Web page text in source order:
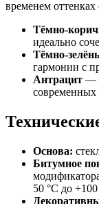
временем
Тёмно-
идеально
Тёмно-
гармонии с
Антрацит —
современных
Основа:
Битумное
50 °C до +100